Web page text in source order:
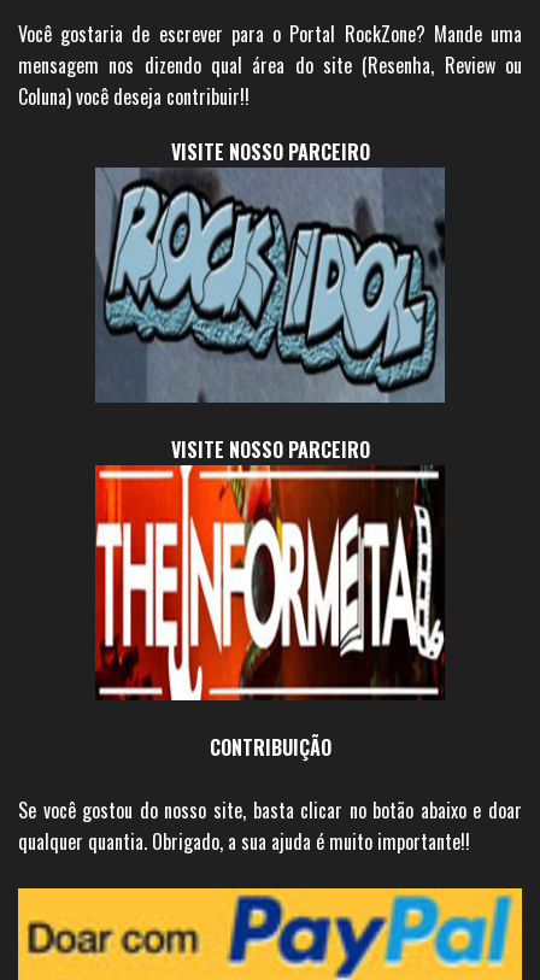
Você gostaria de escrever para o Portal RockZone? Mande uma
mensagem nos dizendo qual área do site (Resenha, Review ou
Coluna) você deseja contribuir!!
VISITE NOSSO PARCEIRO
VISITE NOSSO PARCEIRO
CONTRIBUIÇÃO
Se você gostou do nosso site, basta clicar no botão abaixo e doar
qualquer quantia. Obrigado, a sua ajuda é muito importante!!